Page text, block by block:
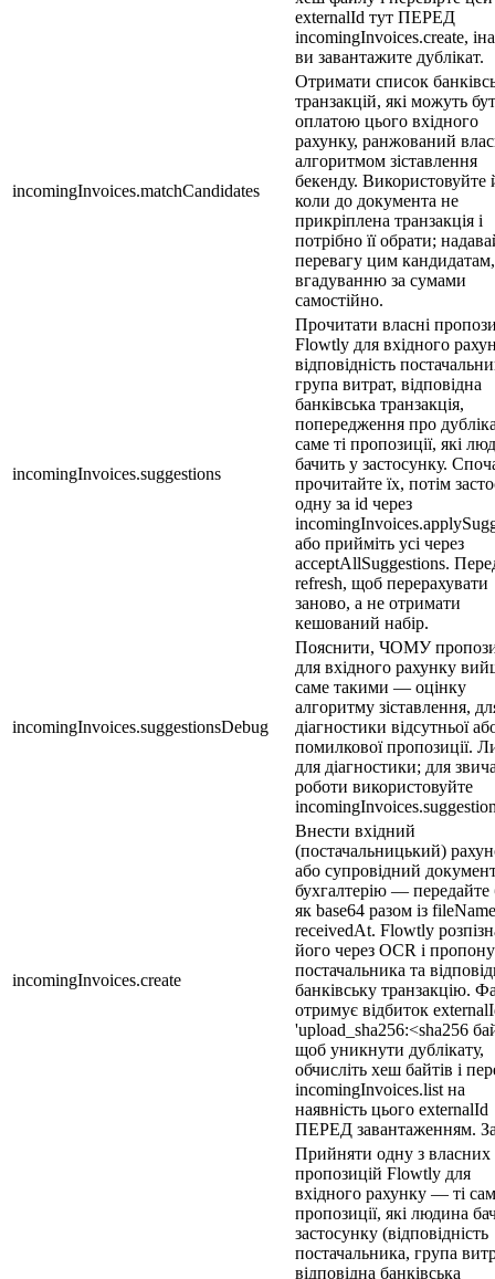
externalId тут ПЕРЕД
incomingInvoices.create,
ви завантажите дублікат.
incomingInvoices.matchCandidates
Отримати список
транзакцій, які можуть
оплатою цього вхідного
рахунку, ранжований
алгоритмом зіставлення
бекенду. Використовуйте
коли до документа не
прикріплена транзакція і
потрібно її обрати;
перевагу цим
вгадуванню за сумами
самостійно.
incomingInvoices.suggestions
Прочитати власні
Flowtly для вхідного
відповідність
група витрат, відповідна
банківська транзакція,
попередження про
саме ті пропозиції, які
бачить у застосунку.
прочитайте їх, потім
одну за id через
або прийміть усі через
acceptAllSuggestions.
refresh, щоб перерахувати
заново, а не отримати
кешований набір.
incomingInvoices.suggestionsDebug
Пояснити, ЧОМУ
для вхідного рахунку
саме такими — оцінку
алгоритму зіставлення,
діагностики відсутньої
помилкової пропозиції.
для діагностики; для
роботи використовуйте
incomingInvoices.create
Внести вхідний
(постачальницький)
або супровідний
бухгалтерію — передайте
як base64 разом із
receivedAt. Flowtly
його через OCR і
постачальника та
банківську транзакцію.
отримує відбиток
'upload_sha256:<sha256
щоб уникнути дублікату,
обчисліть хеш байтів і
incomingInvoices.list на
наявність цього externalId
ПЕРЕД завантаженням.
Прийняти одну з власних
пропозицій Flowtly для
вхідного рахунку — ті
пропозиції, які людина
застосунку (відповідність
постачальника, група
відповідна банківська